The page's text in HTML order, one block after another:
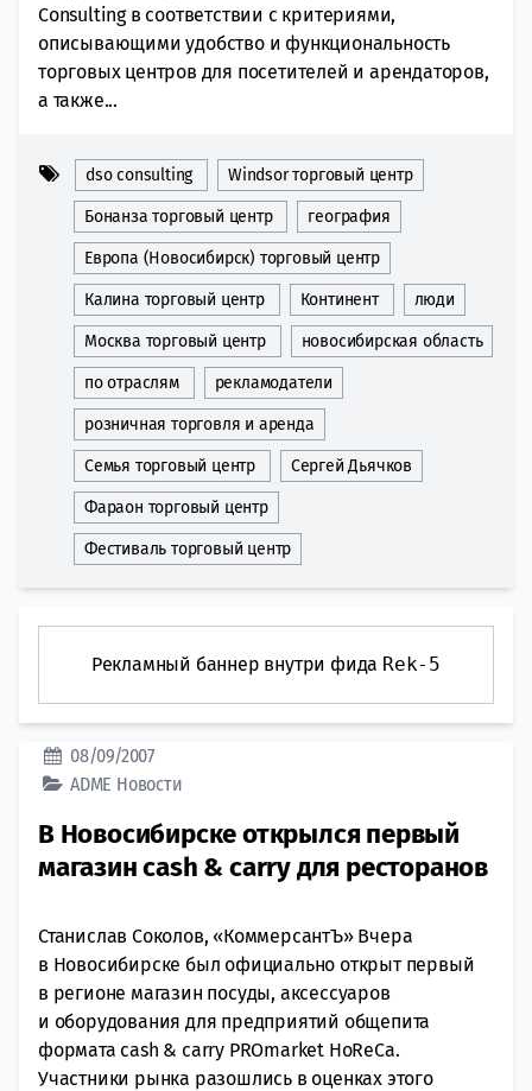
Consulting в соответствии с критериями,
описывающими удобство и функциональность
торговых центров для посетителей и арендаторов,
а также...
dso consulting Windsor торговый центр
Бонанза торговый центр география
Европа (Новосибирск) торговый центр
Калина торговый центр Континент люди
Москва торговый центр новосибирская область
по отраслям рекламодатели
розничная торговля и аренда
Семья торговый центр Сергей Дьячков
Фараон торговый центр
Фестиваль торговый центр
Рекламный баннер внутри фида Rek-5
08/09/2007
ADME Новости
В Новосибирске открылся первый
магазин cash & carry для ресторанов
Станислав Соколов, «КоммерсантЪ» Вчера
в Новосибирске был официально открыт первый
в регионе магазин посуды, аксессуаров
и оборудования для предприятий общепита
формата cash & carry PROmarket HoReCa.
Участники рынка разошлись в оценках этого